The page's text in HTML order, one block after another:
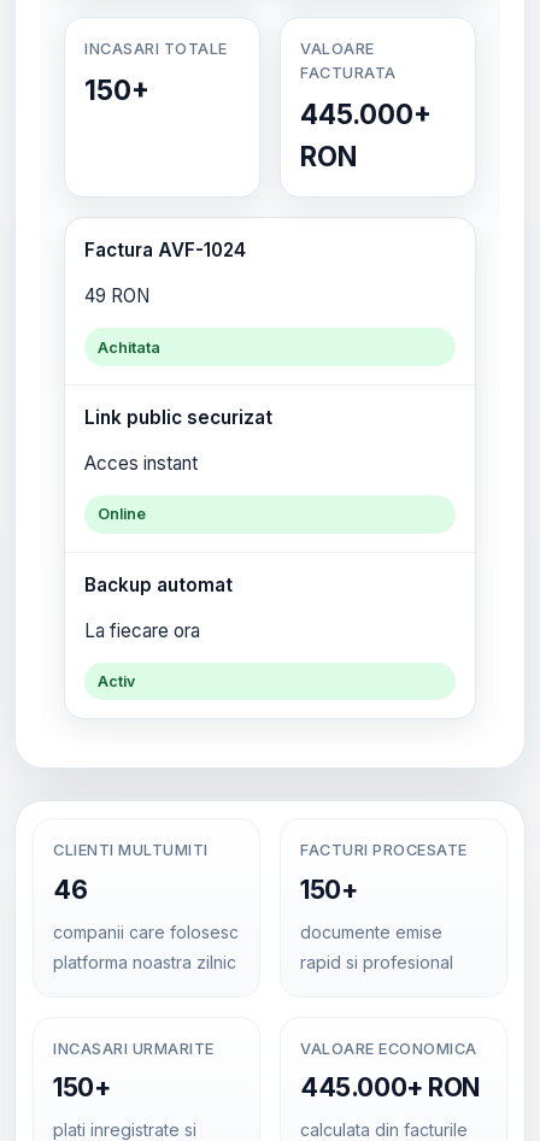
INCASARI TOTALE
150+
VALOARE
FACTURATA
445.000+
RON
Factura AVF-1024
49 RON
Achitata
Link public securizat
Acces instant
Online
Backup automat
La fiecare ora
Activ
CLIENTI MULTUMITI
46
companii care folosesc
platforma noastra zilnic
FACTURI PROCESATE
150+
documente emise
rapid si profesional
INCASARI URMARITE
150+
plati inregistrate si
VALOARE ECONOMICA
445.000+ RON
calculata din facturile